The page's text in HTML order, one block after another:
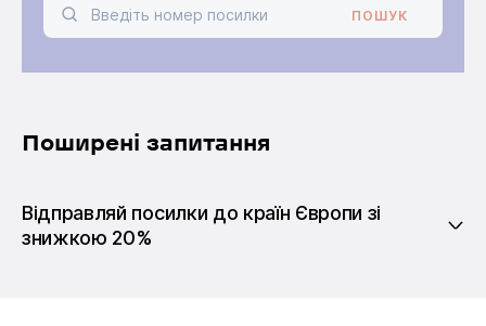
ПОШУК
Поширені запитання
Відправляй посилки до країн Європи зі
знижкою 20%